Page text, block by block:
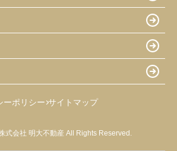
ーポリシー サイトマップ
式会社 明大不動産 All Rights Reserved.